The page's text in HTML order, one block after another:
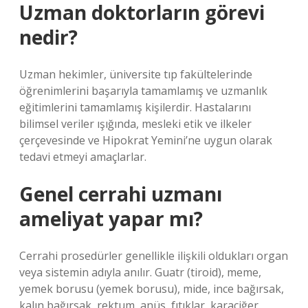
Uzman doktorların görevi
nedir?
Uzman hekimler, üniversite tıp fakültelerinde
öğrenimlerini başarıyla tamamlamış ve uzmanlık
eğitimlerini tamamlamış kişilerdir. Hastalarını
bilimsel veriler ışığında, mesleki etik ve ilkeler
çerçevesinde ve Hipokrat Yemini’ne uygun olarak
tedavi etmeyi amaçlarlar.
Genel cerrahi uzmanı
ameliyat yapar mı?
Cerrahi prosedürler genellikle ilişkili oldukları organ
veya sistemin adıyla anılır. Guatr (tiroid), meme,
yemek borusu (yemek borusu), mide, ince bağırsak,